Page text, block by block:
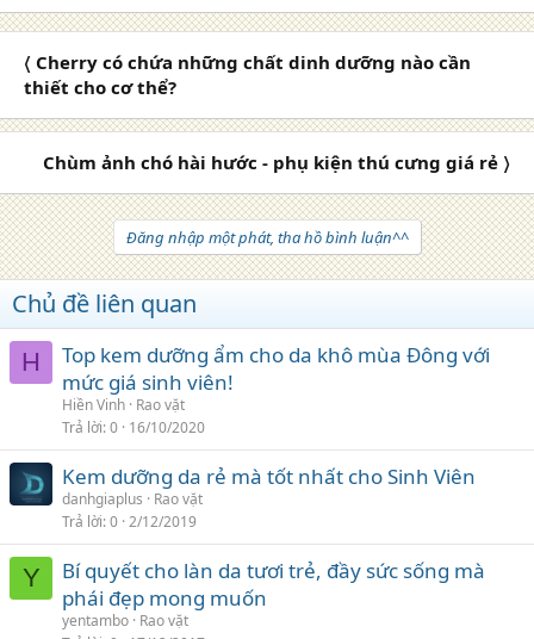
〈 Cherry có chứa những chất dinh dưỡng nào cần
thiết cho cơ thể?
Chùm ảnh chó hài hước - phụ kiện thú cưng giá rẻ 〉
Đăng nhập một phát, tha hồ bình luận^^
Chủ đề liên quan
H
Top kem dưỡng ẩm cho da khô mùa Đông với
mức giá sinh viên!
Hiền Vinh Rao vặt
Trả lời 0 16/10/2020
Kem dưỡng da rẻ mà tốt nhất cho Sinh Viên
danhgiaplus
Rao vặt
Trả lời 0 2/12/2019
Y
Bí quyết cho làn da tươi trẻ, đầy sức sống mà
phái đẹp mong muốn
yentambo Rao vặt